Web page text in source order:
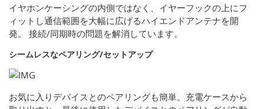
イヤホンケーシングの内側ではなく、イヤーフックの上にフ
ィットし通信範囲を大幅に広げるハイエンドアンテナを開
発。 接続/同期時の問題を解消しています。
シームレスなペアリング/セットアップ
お気に入りデバイスとのペアリングも簡単。充電ケースから